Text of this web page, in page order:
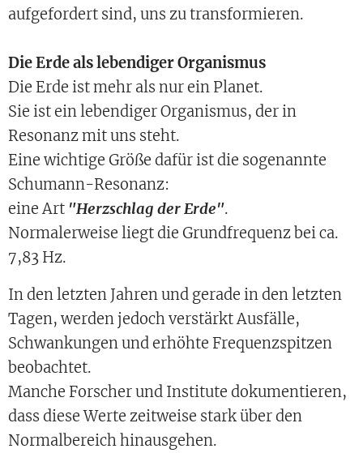
aufgefordert sind, uns zu transformieren.
Die Erde als lebendiger Organismus
Die Erde ist mehr als nur ein Planet.
Sie ist ein lebendiger Organismus, der in
Resonanz mit uns steht.
Eine wichtige Größe dafür ist die sogenannte
Schumann-Resonanz:
eine Art "Herzschlag der Erde".
Normalerweise liegt die Grundfrequenz bei ca.
7,83 Hz.
In den letzten Jahren und gerade in den letzten
Tagen, werden jedoch verstärkt Ausfälle,
Schwankungen und erhöhte Frequenzspitzen
beobachtet.
Manche Forscher und Institute dokumentieren,
dass diese Werte zeitweise stark über den
Normalbereich hinausgehen.